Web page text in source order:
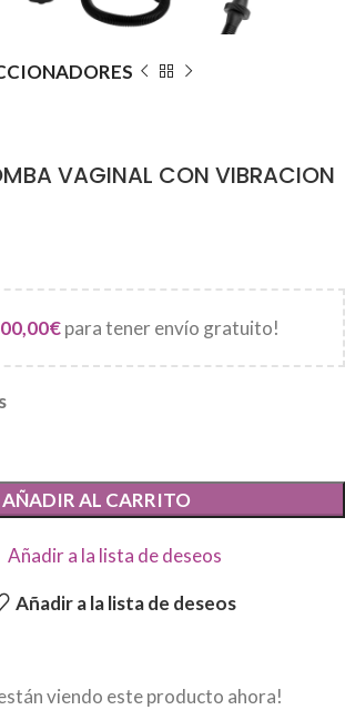
VAGINAL CON VIBRACION
€para tener envío gratuito!
AÑADIR AL CARRITO
Añadir a la lista de deseos
Añadir a la lista de deseos
viendo este producto ahora!